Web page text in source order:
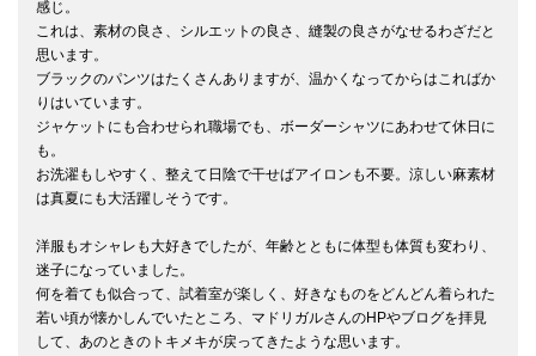
感じ。
これは、素材の良さ、シルエットの良さ、縫製の良さがなせるわざだと
思います。
ブラックのパンツはたくさんありますが、温かくなってからはこればか
りはいています。
ジャケットにも合わせられ職場でも、ボーダーシャツにあわせて休日に
も。
お洗濯もしやすく、整えて日陰で干せばアイロンも不要。涼しい麻素材
は真夏にも大活躍しそうです。
洋服もオシャレも大好きでしたが、年齢とともに体型も体質も変わり、
迷子になっていました。
何を着ても似合って、試着室が楽しく、好きなものをどんどん着られた
若い頃が懐かしんでいたところ、マドリガルさんのHPやブログを拝見
して、あのときのトキメキが戻ってきたような思います。